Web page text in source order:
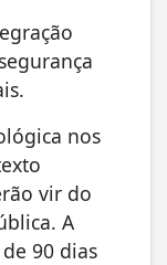
nos
vir do
A
90 dias